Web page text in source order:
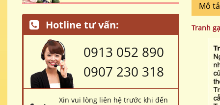
Mô
Tranh
Hotline tư vấn:
0913 052 890
0907 230 318
Xin vui lòng liên hệ trước khi đến